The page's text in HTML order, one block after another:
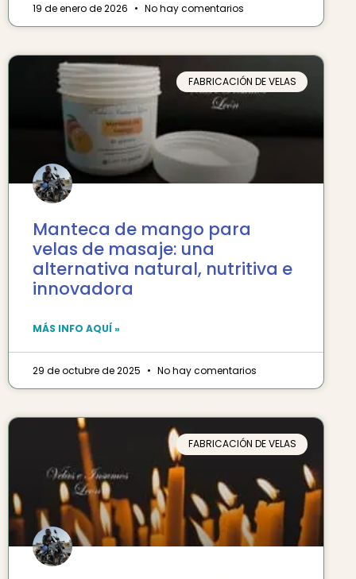
19 de enero de 2026 No hay comentarios
FABRICACIÓN DE VELAS
Manteca de mango para
velas de masaje: una
alternativa natural, nutritiva e
innovadora
MÁS INFO AQUÍ »
29 de octubre de 2025 No hay comentarios
FABRICACIÓN DE VELAS